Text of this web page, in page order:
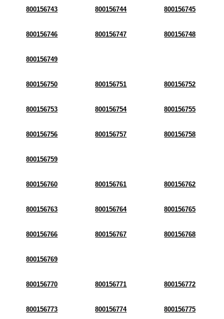
800156743 800156744 800156745
800156746 800156747 800156748
800156749
800156750 800156751 800156752
800156753 800156754 800156755
800156756 800156757 800156758
800156759
800156760 800156761 800156762
800156763 800156764 800156765
800156766 800156767 800156768
800156769
800156770 800156771 800156772
800156773 800156774 800156775